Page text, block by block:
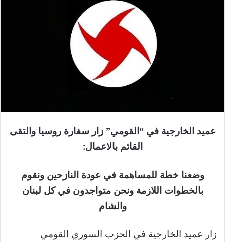
عميد الخارجية في “القومي” زار سفارة روسيا والتقى
القائم بالاعمال:
وضعنا خطة للمساهمة في عودة النازحين ونقوم
بالخطوات اللازمة ونحن متواجدون في كل لبنان
والشام
زار عميد الخارجية في الحزب السوري القومي